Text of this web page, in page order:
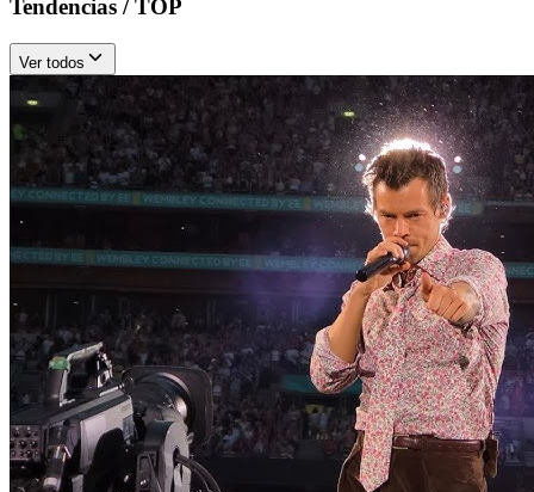
Tendencias / TOP
Ver todos